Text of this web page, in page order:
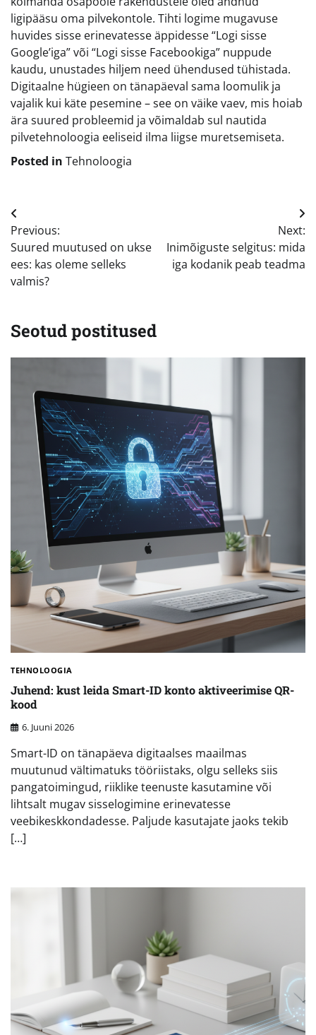
ligipääsu oma pilvekontole. Tihti logime mugavuse
huvides sisse erinevatesse äppidesse “Logi sisse
Google’iga” või “Logi sisse Facebookiga” nuppude
kaudu, unustades hiljem need ühendused tühistada.
Digitaalne hügieen on tänapäeval sama loomulik ja
vajalik kui käte pesemine – see on väike vaev, mis hoiab
ära suured probleemid ja võimaldab sul nautida
pilvetehnoloogia eeliseid ilma liigse muretsemiseta.
Posted in Tehnoloogia
Navigeerimine
Previous:
Suured muutused on ukse
ees: kas oleme selleks
valmis?
Next:
Inimõiguste selgitus: mida
iga kodanik peab teadma
Seotud postitused
TEHNOLOOGIA
Juhend: kust leida Smart-ID konto aktiveerimise QR-
kood
6. Juuni 2026
Smart-ID on tänapäeva digitaalses maailmas
muutunud vältimatuks tööriistaks, olgu selleks siis
pangatoimingud, riiklike teenuste kasutamine või
lihtsalt mugav sisselogimine erinevatesse
veebikeskkondadesse. Paljude kasutajate jaoks tekib
[…]